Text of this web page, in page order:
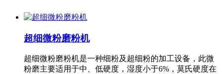
超细微粉磨粉机
超细微粉磨粉机是一种细粉及超细粉的加工设备，此微
粉磨主要适用于中、低硬度，湿度小于6%，莫氏硬度在